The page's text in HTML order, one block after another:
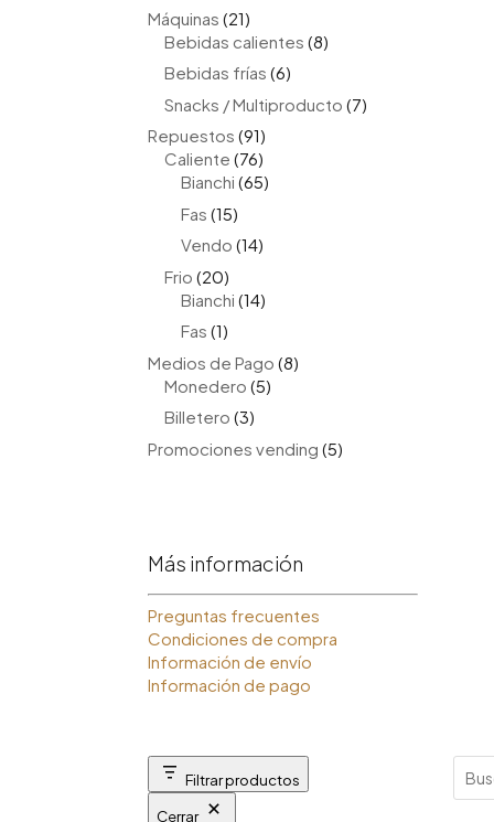
Máquinas 2121
productos
Bebidas calientes 88
Bebidas frías 66
productos
Snacks / Multiproducto 77
Repuestos 9191
productos
Caliente 7676
productos
Bianchi 6565
Fas 1515
productos
Vendo 1414
Frio 2020
productos
Bianchi 1414
Fas 11
producto
Medios de Pago 88
Monedero 55
Billetero 33
productos
Promociones vending 55
Más información
Preguntas frecuentes
Condiciones de compra
Información de envío
Información de pago
Filtrar productos
Cerrar